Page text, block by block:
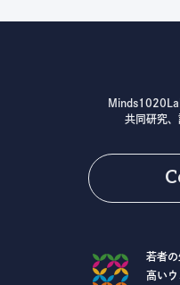
共同研究
若者
高いウ